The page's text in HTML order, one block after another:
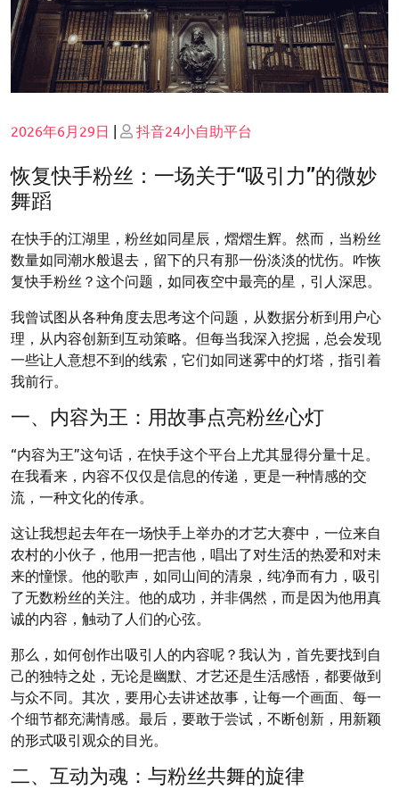
Posted
2026年6月29日 | Posted
抖音24小自助平台
恢复快手粉丝：一场关于“吸引力”的微妙
舞蹈
在快手的江湖里，粉丝如同星辰，熠熠生辉。然而，当粉丝
数量如同潮水般退去，留下的只有那一份淡淡的忧伤。咋恢
复快手粉丝？这个问题，如同夜空中最亮的星，引人深思。
我曾试图从各种角度去思考这个问题，从数据分析到用户心
理，从内容创新到互动策略。但每当我深入挖掘，总会发现
一些让人意想不到的线索，它们如同迷雾中的灯塔，指引着
我前行。
一、内容为王：用故事点亮粉丝心灯
“内容为王”这句话，在快手这个平台上尤其显得分量十足。
在我看来，内容不仅仅是信息的传递，更是一种情感的交
流，一种文化的传承。
这让我想起去年在一场快手上举办的才艺大赛中，一位来自
农村的小伙子，他用一把吉他，唱出了对生活的热爱和对未
来的憧憬。他的歌声，如同山间的清泉，纯净而有力，吸引
了无数粉丝的关注。他的成功，并非偶然，而是因为他用真
诚的内容，触动了人们的心弦。
那么，如何创作出吸引人的内容呢？我认为，首先要找到自
己的独特之处，无论是幽默、才艺还是生活感悟，都要做到
与众不同。其次，要用心去讲述故事，让每一个画面、每一
个细节都充满情感。最后，要敢于尝试，不断创新，用新颖
的形式吸引观众的目光。
二、互动为魂：与粉丝共舞的旋律